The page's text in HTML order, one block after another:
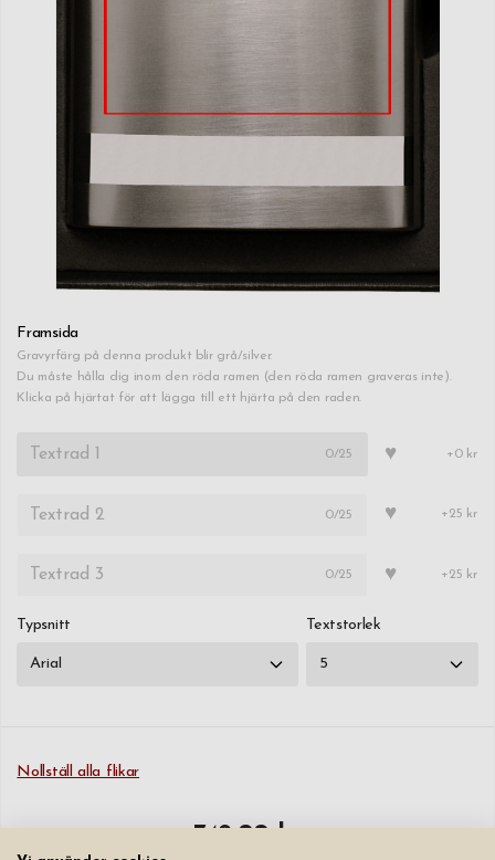
Framsida
Gravyrfärg på denna produkt blir grå/silver.
Du måste hålla dig inom den röda ramen (den röda ramen graveras inte).
Klicka på hjärtat för att lägga till ett hjärta på den raden.
0/25 ♥ +0 kr
0/25 ♥ +25 kr
0/25 ♥ +25 kr
Typsnitt Textstorlek
Nollställ alla flikar
749,00 kr